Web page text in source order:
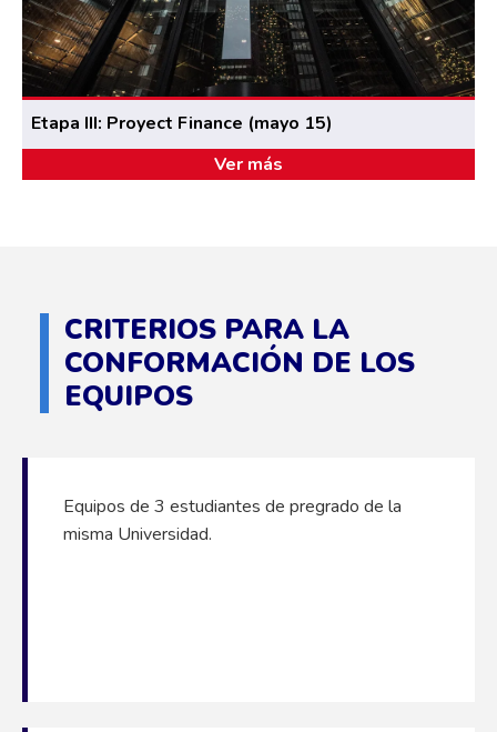
Etapa III: Proyect Finance (mayo 15)
Ver más
CRITERIOS PARA LA
CONFORMACIÓN DE LOS
EQUIPOS
Equipos de 3 estudiantes de pregrado de la
misma Universidad.